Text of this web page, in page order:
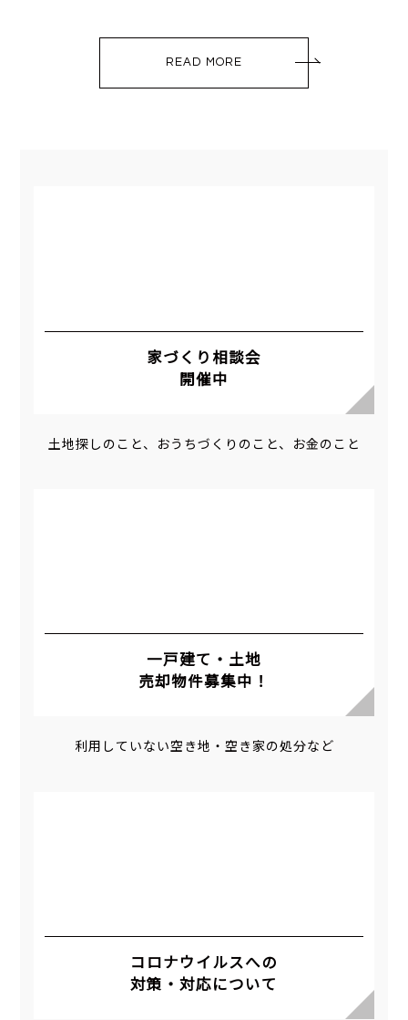
READ MORE
家づくり相談会
開催中
土地探しのこと、おうちづくりのこと、お金のこと
一戸建て・土地
売却物件募集中！
利用していない空き地・空き家の処分など
コロナウイルスへの
対策・対応について